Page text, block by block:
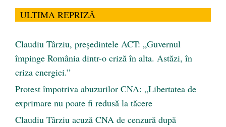
ULTIMA REPRIZĂ
Claudiu Târziu, președintele ACT: „Guvernul
împinge România dintr-o criză în alta. Astăzi, în
criza energiei.”
Protest împotriva abuzurilor CNA: „Libertatea de
exprimare nu poate fi redusă la tăcere
Claudiu Târziu acuză CNA de cenzură după